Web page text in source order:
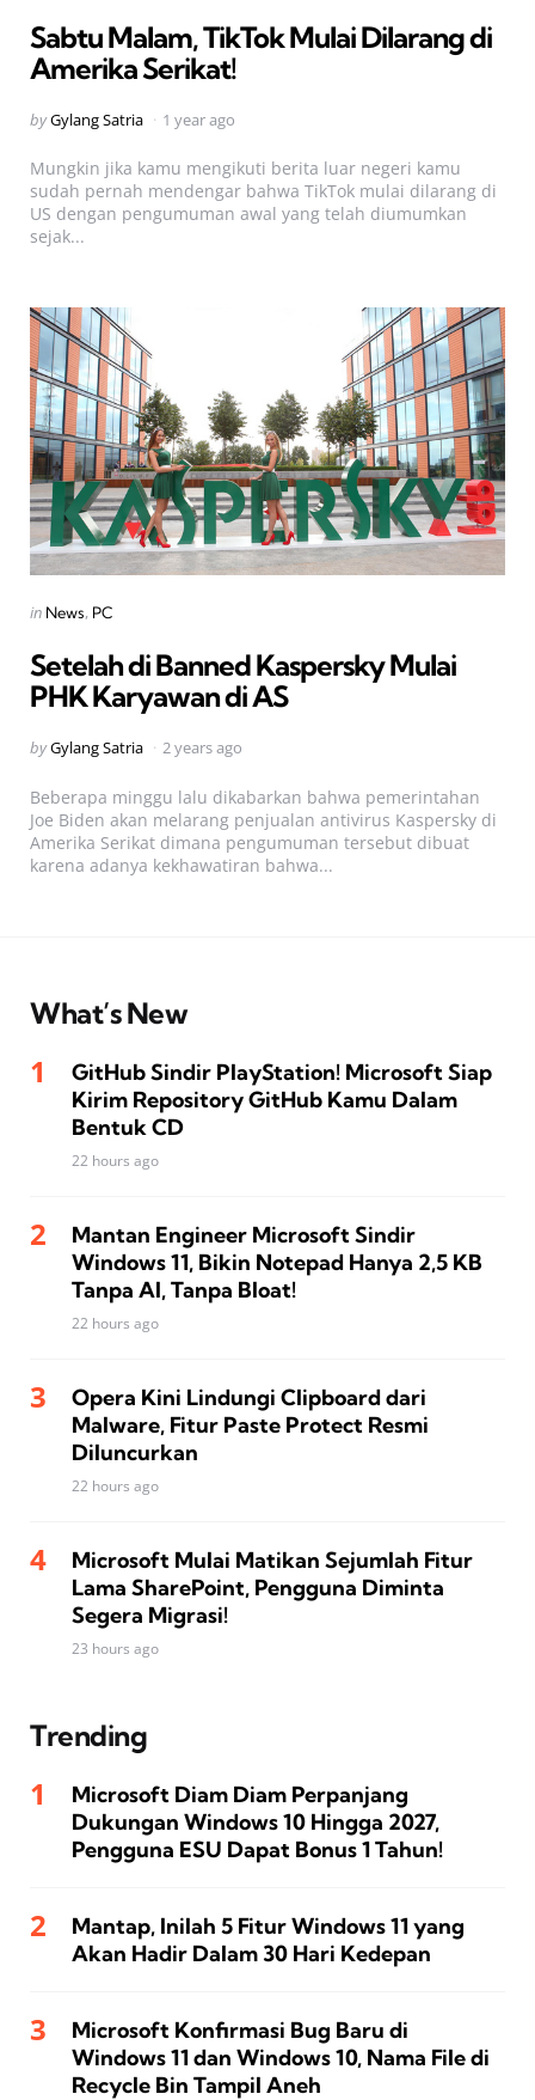
Sabtu Malam, TikTok Mulai Dilarang di
Amerika Serikat!
Posted
byGylang Satria 1 year ago
Mungkin jika kamu mengikuti berita luar negeri kamu
sudah pernah mendengar bahwa TikTok mulai dilarang di
US dengan pengumuman awal yang telah diumumkan
sejak...
Categories
Posted
in News PC
Setelah di Banned Kaspersky Mulai
PHK Karyawan di AS
Posted
byGylang Satria 2 years ago
Beberapa minggu lalu dikabarkan bahwa pemerintahan
Joe Biden akan melarang penjualan antivirus Kaspersky di
Amerika Serikat dimana pengumuman tersebut dibuat
karena adanya kekhawatiran bahwa...
What’s New
GitHub Sindir PlayStation! Microsoft Siap
Kirim Repository GitHub Kamu Dalam
Bentuk CD
22 hours ago
Mantan Engineer Microsoft Sindir
Windows 11, Bikin Notepad Hanya 2,5 KB
Tanpa AI, Tanpa Bloat!
22 hours ago
Opera Kini Lindungi Clipboard dari
Malware, Fitur Paste Protect Resmi
Diluncurkan
22 hours ago
Microsoft Mulai Matikan Sejumlah Fitur
Lama SharePoint, Pengguna Diminta
Segera Migrasi!
23 hours ago
Trending
Microsoft Diam Diam Perpanjang
Dukungan Windows 10 Hingga 2027,
Pengguna ESU Dapat Bonus 1 Tahun!
Mantap, Inilah 5 Fitur Windows 11 yang
Akan Hadir Dalam 30 Hari Kedepan
Microsoft Konfirmasi Bug Baru di
Windows 11 dan Windows 10, Nama File di
Recycle Bin Tampil Aneh